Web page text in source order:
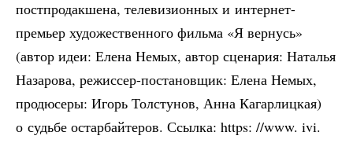
постпродакшена, телевизионных и интернет-
премьер художественного фильма «Я вернусь»
(автор идеи: Елена Немых, автор сценария: Наталья
Назарова, режиссер-постановщик: Елена Немых,
продюсеры: Игорь Толстунов, Анна Кагарлицкая)
о судьбе остарбайтеров. Ссылка: https: //www. ivi.